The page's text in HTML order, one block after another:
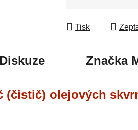
Tisk
Diskuze Značka
(čistič) olejových